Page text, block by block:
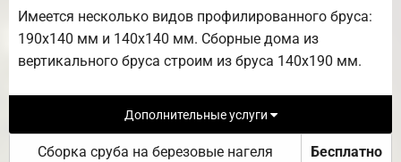
Имеется несколько видов профилированного бруса:
190х140 мм и 140х140 мм. Сборные дома из
вертикального бруса строим из бруса 140х190 мм.
Дополнительные услуги
Сборка сруба на березовые нагеля Бесплатно